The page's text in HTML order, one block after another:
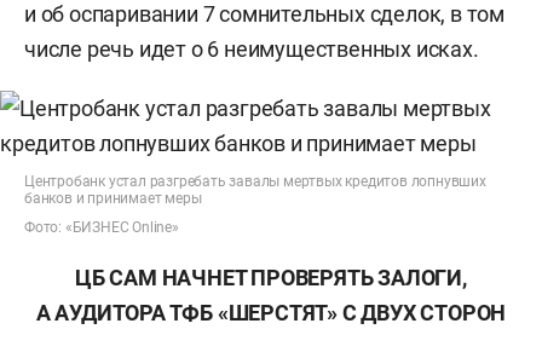
и об оспаривании 7 сомнительных сделок, в том
числе речь идет о 6 неимущественных исках.
Центробанк устал разгребать завалы мертвых кредитов лопнувших
банков и принимает меры
Фото: «БИЗНЕС Online»
ЦБ САМ НАЧНЕТ ПРОВЕРЯТЬ ЗАЛОГИ,
А АУДИТОРА ТФБ «ШЕРСТЯТ» С ДВУХ СТОРОН